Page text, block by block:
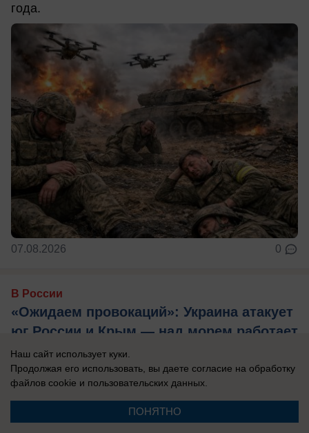
года.
07.08.2026 0
В России
«Ожидаем провокаций»: Украина атакует
юг России и Крым — над морем работает
самолет-разведчик
Эксперты считают, что Киев хочет напугать
туристов, отдыхающих на побережье.
Наш сайт использует куки.
Продолжая его использовать, вы даете согласие на обработку
файлов cookie и пользовательских данных.
ПОНЯТНО